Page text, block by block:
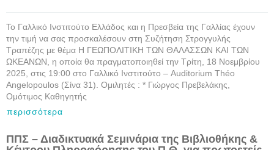
Το Γαλλικό Ινστιτούτο Ελλάδος και η Πρεσβεία της Γαλλίας έχουν
την τιμή να σας προσκαλέσουν στη Συζήτηση Στρογγυλής
Τραπέζης με θέμα Η ΓΕΩΠΟΛΙΤΙΚΗ ΤΩΝ ΘΑΛΑΣΣΩΝ ΚΑΙ ΤΩΝ
ΩΚΕΑΝΩΝ, η οποία θα πραγματοποιηθεί την Τρίτη, 18 Νοεμβρίου
2025, στις 19:00 στο Γαλλικό Ινστιτούτο – Auditorium Théo
Angelopoulos (Σίνα 31). Ομιλητές : * Γιώργος Πρεβελάκης,
Ομότιμος Καθηγητής
περισσότερα
ΠΠΣ – Διαδικτυακά Σεμινάρια της Βιβλιοθήκης &